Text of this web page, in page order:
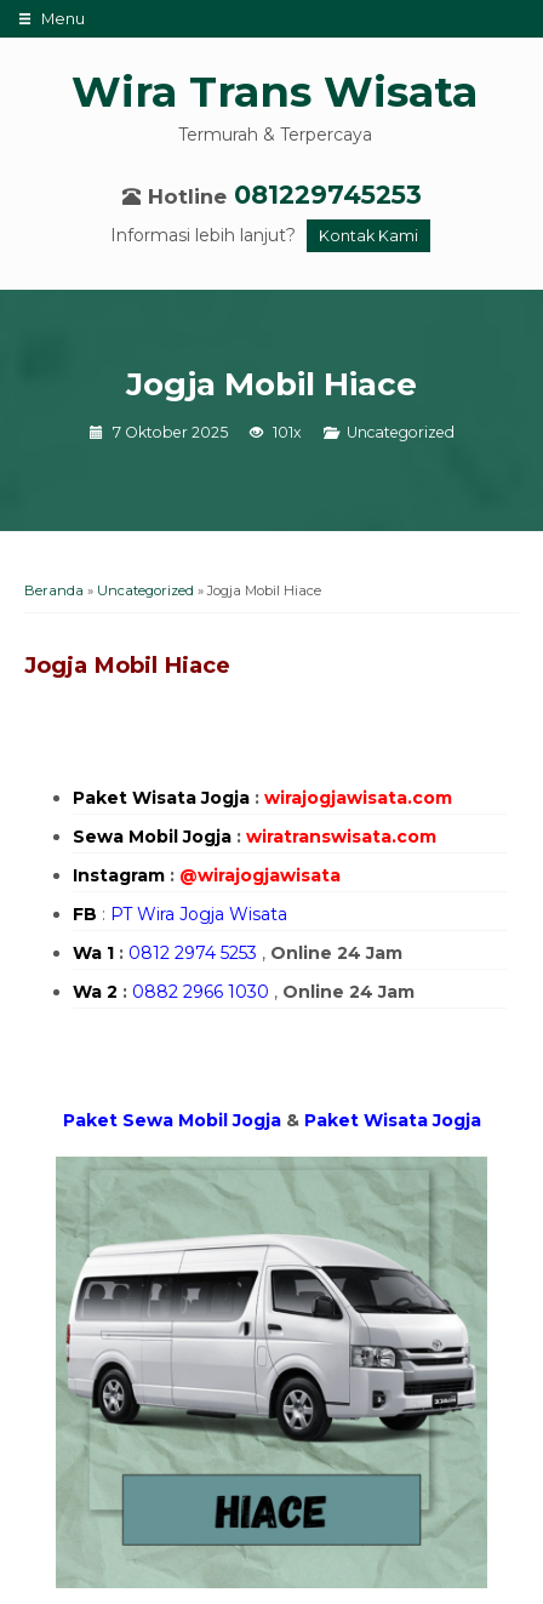
Menu
Wira Trans Wisata
Termurah & Terpercaya
Hotline 081229745253
Informasi lebih lanjut? Kontak Kami
Jogja Mobil Hiace
7 Oktober 2025 101x Uncategorized
Beranda » Uncategorized »Jogja Mobil Hiace
Jogja Mobil Hiace
Paket Wisata Jogja : wirajogjawisata.com
Sewa Mobil Jogja : wiratranswisata.com
Instagram : @wirajogjawisata
FB : PT Wira Jogja Wisata
Wa 1 : 0812 2974 5253 , Online 24 Jam
Wa 2 : 0882 2966 1030 , Online 24 Jam
Paket Sewa Mobil Jogja& Paket Wisata Jogja